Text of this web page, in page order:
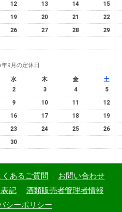
12 13 14
15
19 20 21
22
26 27 28
29
9月の定休日
水 木 金
土
2 3 4
5
9 10 11
12
16 17 18
19
23 24 25
26
30
くあるご質問
お問い合わせ
記
酒類販売者管理者情報
シーポリシー